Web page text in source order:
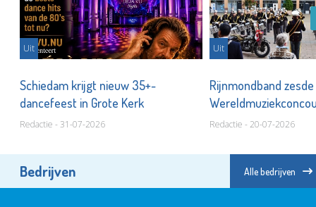
Uit
Schiedam krijgt nieuw 35+-
dancefeest in Grote Kerk
Redactie - 31-07-2026
Uit
Rijnmondband
Redactie - 20-07-2026
Bedrijven Alle bedrijven